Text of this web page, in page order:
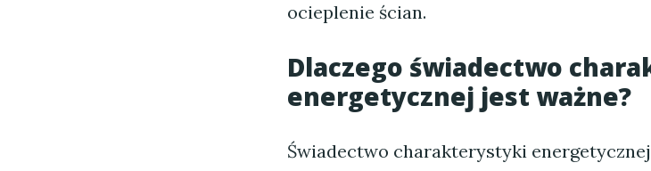
ocieplenie ścian.
Dlaczego świadectwo
energetycznej jest ważne?
Świadectwo charakterystyki